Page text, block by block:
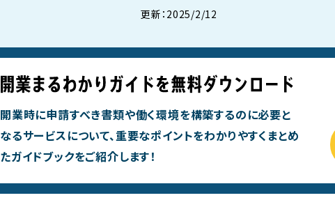
更新：2025/2/12
開業時に申請すべき書類や働く環境を構築するのに必要と
なるサービスについて、重要なポイントをわかりやすくまとめ
たガイドブックをご紹介します！